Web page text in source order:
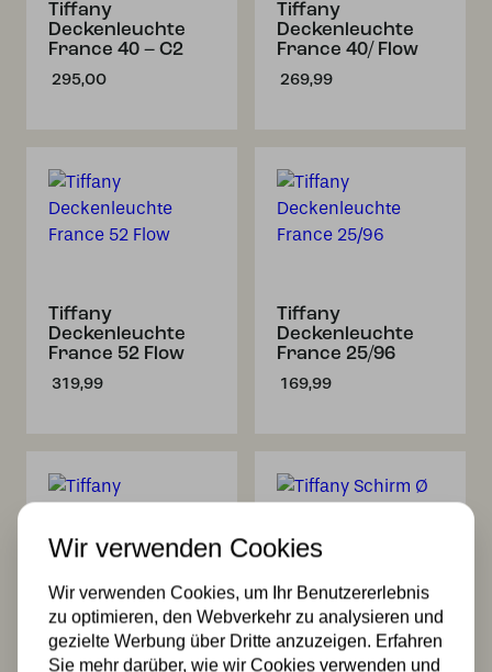
Tiffany
Deckenleuchte
France 40 – C2
295,00
Tiffany
Deckenleuchte
France 40/ Flow
269,99
Tiffany
Deckenleuchte
France 52 Flow
319,99
Tiffany
Deckenleuchte
France 25/96
169,99
Tiffany
Hängelampe 25cm
France – Schnur
Tiffany Schirm Ø
42cm France
199,99
Wir verwenden Cookies
Wir verwenden Cookies, um Ihr Benutzererlebnis
zu optimieren, den Webverkehr zu analysieren und
gezielte Werbung über Dritte anzuzeigen. Erfahren
Sie mehr darüber, wie wir Cookies verwenden und